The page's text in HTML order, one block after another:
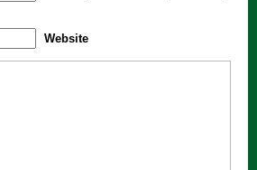
Website